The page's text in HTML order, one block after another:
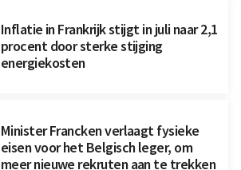
Inflatie in Frankrijk stijgt in juli naar 2,1
procent door sterke stijging
energiekosten
Minister Francken verlaagt fysieke
eisen voor het Belgisch leger, om
meer nieuwe rekruten aan te trekken